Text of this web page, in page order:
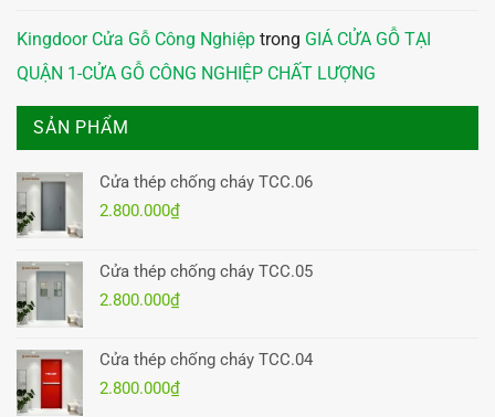
Kingdoor Cửa Gỗ Công Nghiệp trong GIÁ CỬA GỖ TẠI
QUẬN 1-CỬA GỖ CÔNG NGHIỆP CHẤT LƯỢNG
SẢN PHẨM
Cửa thép chống cháy TCC.06
2.800.000₫
Cửa thép chống cháy TCC.05
2.800.000₫
Cửa thép chống cháy TCC.04
2.800.000₫